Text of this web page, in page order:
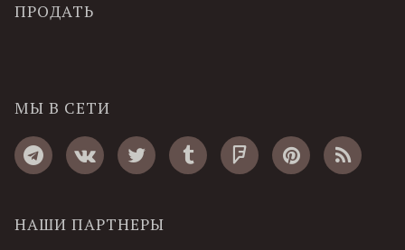
ПРОДАТЬ
МЫ В СЕТИ
НАШИ ПАРТНЕРЫ